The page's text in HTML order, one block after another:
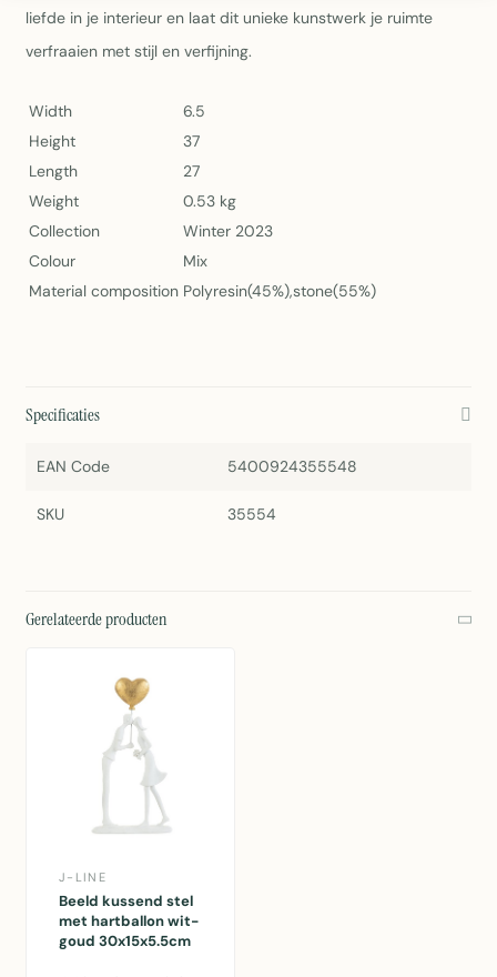
liefde in je interieur en laat dit unieke kunstwerk je ruimte
verfraaien met stijl en verfijning.
Width
6.5
Height
37
Length
27
Weight
0.53 kg
Collection
Winter 2023
Colour
Mix
Material composition Polyresin(45%),stone(55%)
Specificaties
EAN Code 5400924355548
SKU 35554
Gerelateerde producten
J-LINE
Beeld kussend stel
met hartballon wit-
goud 30x15x5.5cm